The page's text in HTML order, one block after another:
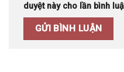
duyệt này cho lần bình